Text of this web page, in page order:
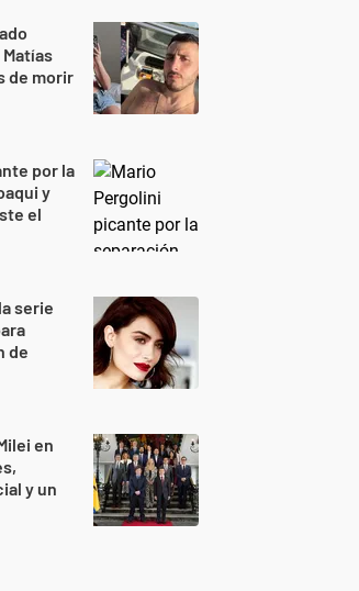
de morir
por la
y
el
serie
de
en
y un